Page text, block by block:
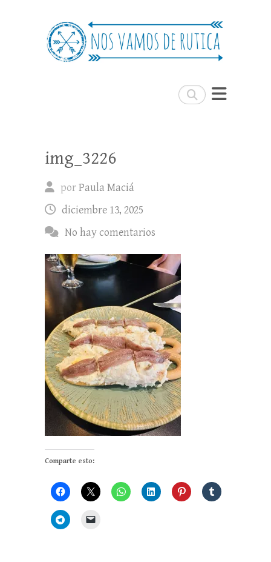
Buscar
Nos Vamos de Rutica
img_3226
porPaula Maciá
diciembre 13, 2025
No hay comentarios
Comparte esto: